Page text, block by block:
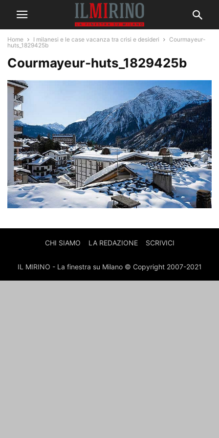
Home I milanesi e le case vacanza tra crisi e desideri
Courmayeur-
huts_1829425b
Courmayeur-huts_1829425b
CHI SIAMO LA REDAZIONE SCRIVICI
IL MIRINO - La finestra su Milano © Copyright 2007-2021